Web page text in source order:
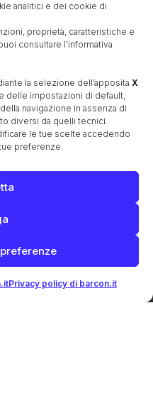
analitici e dei cookie di
proprietà, caratteristiche e
consultare l’informativa
la selezione dell’apposita X
delle impostazioni di default,
navigazione in assenza di
diversi da quelli tecnici.
le tue scelte accedendo
preferenze.
Privacy policy di barcon.it
XX secolo
Pomini”
Benso conte di Cavour
Giambattista Canal